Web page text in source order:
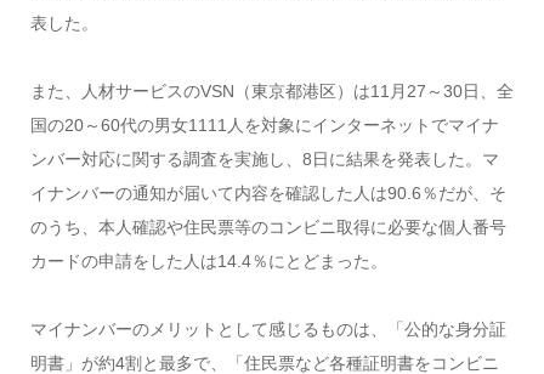
表した。
また、人材サービスのVSN（東京都港区）は11月27～30日、全
国の20～60代の男女1111人を対象にインターネットでマイナ
ンバー対応に関する調査を実施し、8日に結果を発表した。マ
イナンバーの通知が届いて内容を確認した人は90.6％だが、そ
のうち、本人確認や住民票等のコンビニ取得に必要な個人番号
カードの申請をした人は14.4％にとどまった。
マイナンバーのメリットとして感じるものは、「公的な身分証
明書」が約4割と最多で、「住民票など各種証明書をコンビニ